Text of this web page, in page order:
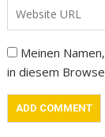
Meinen
in diesem